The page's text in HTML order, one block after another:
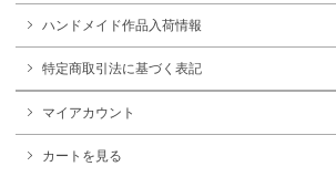
ハンドメイド作品入荷情報
特定商取引法に基づく表記
マイアカウント
カートを見る